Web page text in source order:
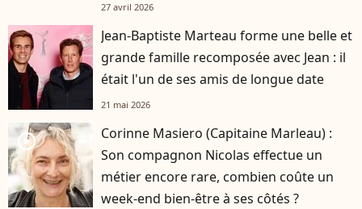
27 avril 2026
Jean-Baptiste Marteau forme une belle et
grande famille recomposée avec Jean : il
était l'un de ses amis de longue date
21 mai 2026
player2
Corinne Masiero (Capitaine Marleau) :
Son compagnon Nicolas effectue un
métier encore rare, combien coûte un
week-end bien-être à ses côtés ?